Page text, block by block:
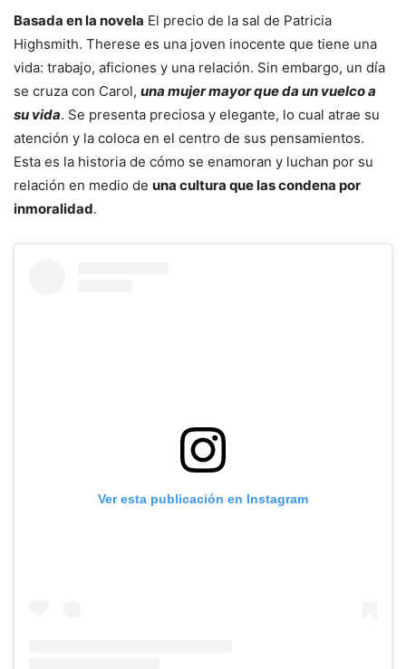
Basada en la novela El precio de la sal de Patricia
Highsmith. Therese es una joven inocente que tiene una
vida: trabajo, aficiones y una relación. Sin embargo, un día
se cruza con Carol, una mujer mayor que da un vuelco a
su vida. Se presenta preciosa y elegante, lo cual atrae su
atención y la coloca en el centro de sus pensamientos.
Esta es la historia de cómo se enamoran y luchan por su
relación en medio de una cultura que las condena por
inmoralidad.
Ver esta publicación en Instagram